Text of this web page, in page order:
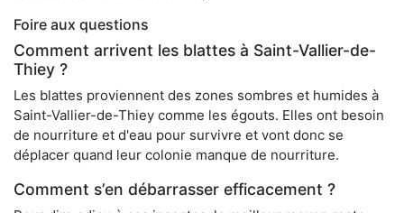
Foire aux questions
Comment arrivent les blattes à Saint-Vallier-de-
Thiey ?
Les blattes proviennent des zones sombres et humides à
Saint-Vallier-de-Thiey comme les égouts. Elles ont besoin
de nourriture et d'eau pour survivre et vont donc se
déplacer quand leur colonie manque de nourriture.
Comment s’en débarrasser efficacement ?